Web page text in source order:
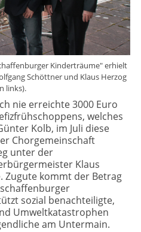
Kinderträume" erhielt
Schöttner und Klaus Herzog
links).
nie erreichte 3000 Euro
welches
Kolb, im Juli diese
Chorgemeinschaft
unter der
Klaus
Zugute kommt der Betrag
sozial benachteiligte,
Umweltkatastrophen
am Untermain.